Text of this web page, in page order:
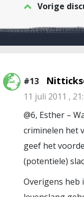
Vorige
#13
11 juli 2011 ,
@6, Esther –
criminelen het
geef het
(potentiele)
Overigens heb